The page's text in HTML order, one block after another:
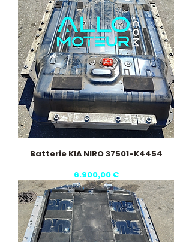
Batterie KIA NIRO 37501-K4454
Preis
6.900,00 €